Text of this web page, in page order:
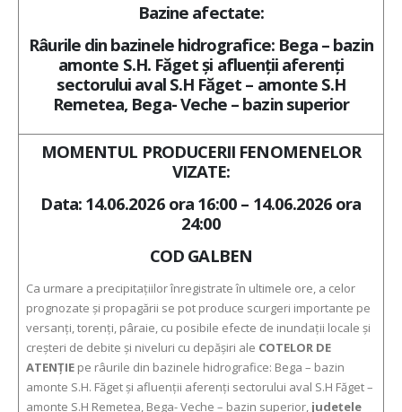
Bazine afectate:
Râurile din bazinele hidrografice: Bega – bazin
amonte S.H. Făget și afluenții aferenți
sectorului aval S.H Făget – amonte S.H
Remetea, Bega- Veche – bazin superior
MOMENTUL PRODUCERII FENOMENELOR
VIZATE:
Data: 14.06.2026 ora 16:00 – 14.06.2026 ora
24:00
COD GALBEN
Ca urmare a precipitaţiilor înregistrate în ultimele ore, a celor
prognozate şi propagării se pot produce scurgeri importante pe
versanţi, torenţi, pâraie, cu posibile efecte de inundaţii locale şi
creşteri de debite şi niveluri cu depăşiri ale COTELOR DE
ATENŢIE pe râurile din bazinele hidrografice: Bega – bazin
amonte S.H. Făget și afluenții aferenți sectorului aval S.H Făget –
amonte S.H Remetea, Bega- Veche – bazin superior, județele